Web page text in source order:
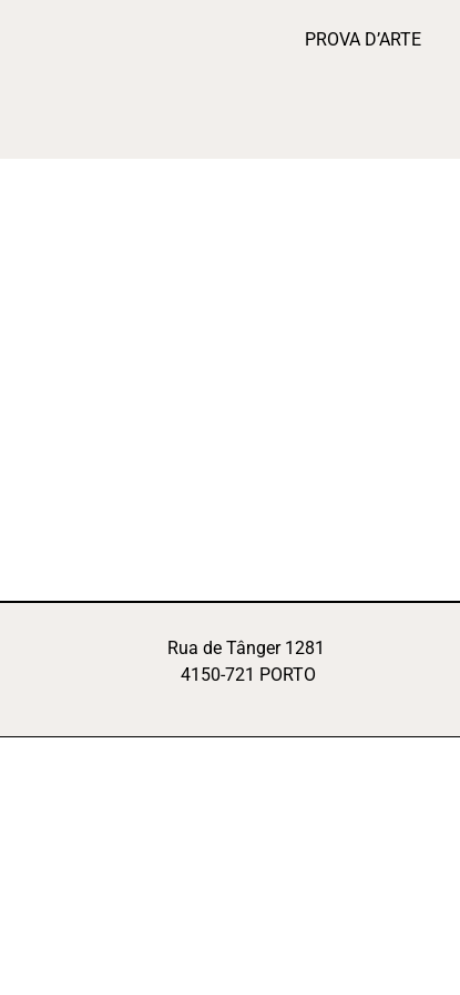
PROVA D’ARTE
Rua de Tânger 1281
4150-721 PORTO